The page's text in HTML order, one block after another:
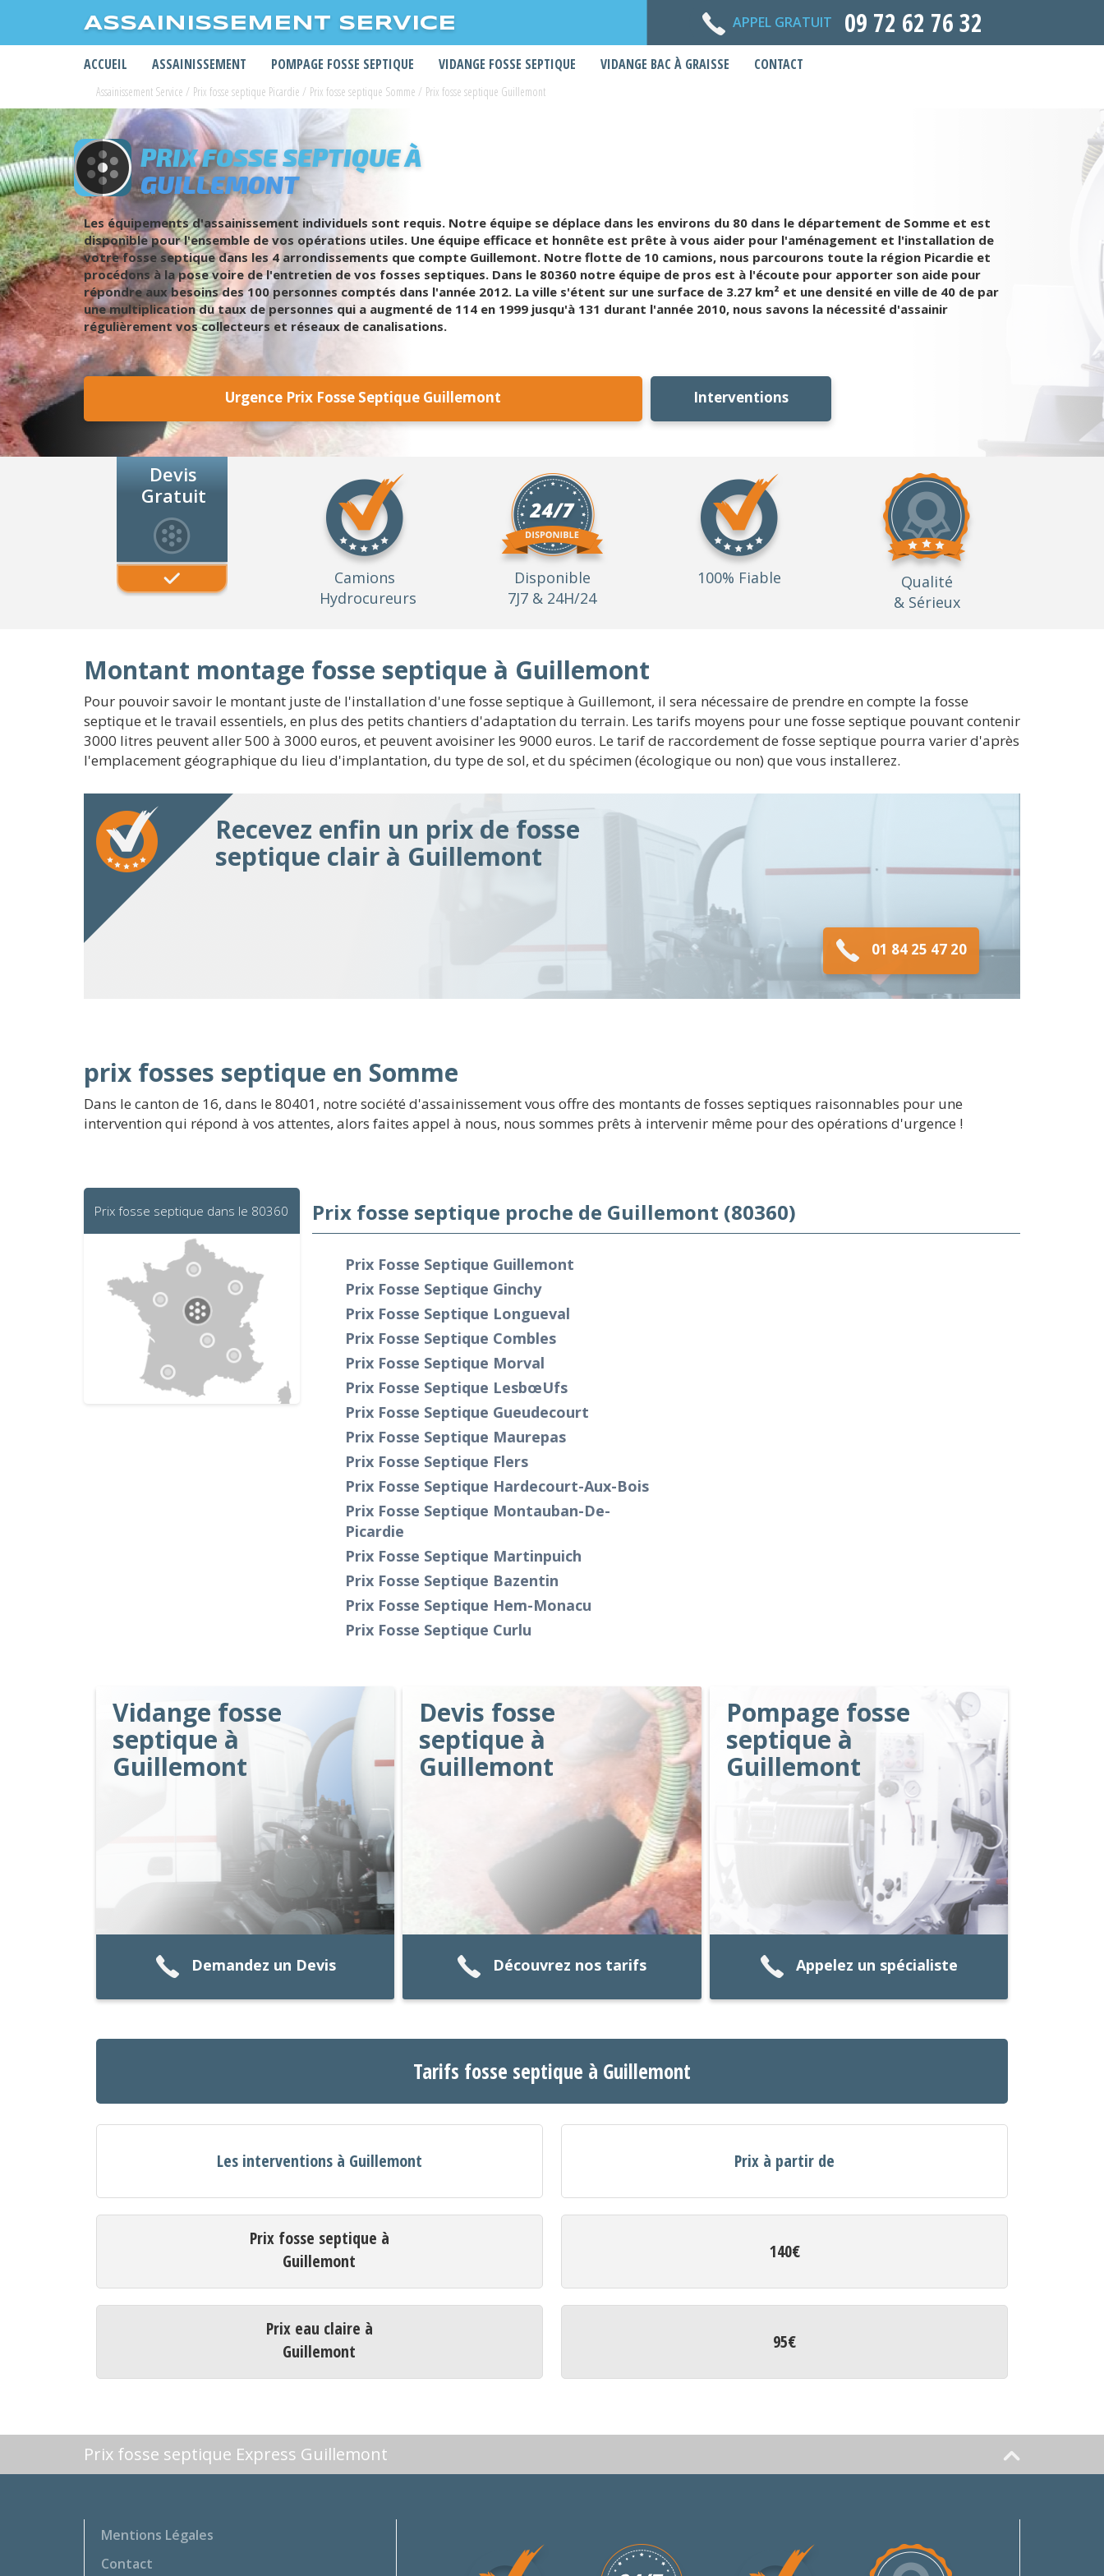
ASSAINISSEMENT SERVICE APPEL GRATUIT 09 72 62 76 32
ACCUEIL ASSAINISSEMENT POMPAGE FOSSE SEPTIQUE VIDANGE FOSSE SEPTIQUE VIDANGE BAC À GRAISSE CONTACT
Assainissement Service / Prix fosse septique Picardie / Prix fosse septique Somme / Prix fosse septique Guillemont
PRIX FOSSE SEPTIQUE À
GUILLEMONT
Les équipements d'assainissement individuels sont requis. Notre équipe se déplace dans les environs du 80 dans le département de Somme et est
disponible pour l'ensemble de vos opérations utiles. Une équipe efficace et honnête est prête à vous aider pour l'aménagement et l'installation de
votre fosse septique dans les 4 arrondissements que compte Guillemont. Notre flotte de 10 camions, nous parcourons toute la région Picardie et
procédons à la pose voire de l'entretien de vos fosses septiques. Dans le 80360 notre équipe de pros est à l'écoute pour apporter son aide pour
répondre aux besoins des 100 personnes comptés dans l'année 2012. La ville s'étent sur une surface de 3.27 km² et une densité en ville de 40 de par
une multiplication du taux de personnes qui a augmenté de 114 en 1999 jusqu'à 131 durant l'année 2010, nous savons la nécessité d'assainir
régulièrement vos collecteurs et réseaux de canalisations.
Urgence Prix Fosse Septique Guillemont Interventions
Devis
Gratuit
Camions
Hydrocureurs
Disponible
7J7 & 24H/24
100% Fiable
Qualité
& Sérieux
Montant montage fosse septique à Guillemont
Pour pouvoir savoir le montant juste de l'installation d'une fosse septique à Guillemont, il sera nécessaire de prendre en compte la fosse
septique et le travail essentiels, en plus des petits chantiers d'adaptation du terrain. Les tarifs moyens pour une fosse septique pouvant contenir
3000 litres peuvent aller 500 à 3000 euros, et peuvent avoisiner les 9000 euros. Le tarif de raccordement de fosse septique pourra varier d'après
l'emplacement géographique du lieu d'implantation, du type de sol, et du spécimen (écologique ou non) que vous installerez.
Recevez enfin un prix de fosse
septique clair à Guillemont
01 84 25 47 20
prix fosses septique en Somme
Dans le canton de 16, dans le 80401, notre société d'assainissement vous offre des montants de fosses septiques raisonnables pour une
intervention qui répond à vos attentes, alors faites appel à nous, nous sommes prêts à intervenir même pour des opérations d'urgence !
Prix fosse septique dans le 80360 Prix fosse septique proche de Guillemont (80360)
Prix Fosse Septique Guillemont
Prix Fosse Septique Ginchy
Prix Fosse Septique Longueval
Prix Fosse Septique Combles
Prix Fosse Septique Morval
Prix Fosse Septique Lesbœufs
Prix Fosse Septique Gueudecourt
Prix Fosse Septique Maurepas
Prix Fosse Septique Flers
Prix Fosse Septique Hardecourt-Aux-Bois
Prix Fosse Septique Montauban-De-
Picardie
Prix Fosse Septique Martinpuich
Prix Fosse Septique Bazentin
Prix Fosse Septique Hem-Monacu
Prix Fosse Septique Curlu
Vidange fosse
septique à
Guillemont
Demandez un Devis
Devis fosse
septique à
Guillemont
Découvrez nos tarifs
Pompage fosse
septique à
Guillemont
Appelez un spécialiste
Tarifs fosse septique à Guillemont
Les interventions à Guillemont Prix à partir de
Prix fosse septique à
Guillemont
140€
Prix eau claire à
Guillemont
95€
Prix fosse septique Express Guillemont
Mentions Légales
Contact